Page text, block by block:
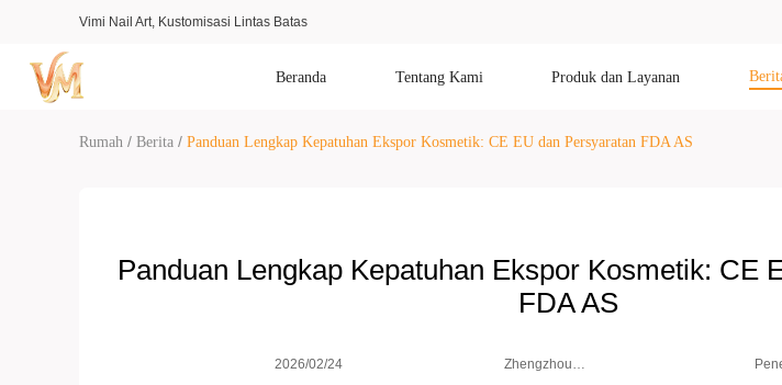
Vimi Nail Art, Kustomisasi Lintas Batas
Beranda Tentang Kami Produk dan Layanan
Rumah / Berita / Panduan Lengkap Kepatuhan Ekspor Kosmetik: CE EU dan Persyaratan FDA AS
Panduan Lengkap Kepatuhan Ekspor Kosmetik: CE
FDA AS
2026/02/24
Zhengzhou